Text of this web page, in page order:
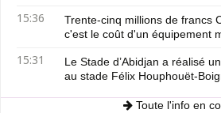
15:36
Trente-cinq millions de francs
c'est le coût d'un équipement
15:31
Le Stade d’Abidjan a réalisé
au stade Félix Houphouët-
Toute l'info en